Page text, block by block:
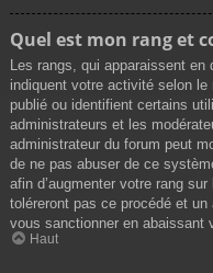
Quel est mon rang et
Les rangs, qui apparaissent en
indiquent votre activité selon
publié ou identifient certains
administrateurs et les
administrateur du forum peut
de ne pas abuser de ce
afin d’augmenter votre rang
toléreront pas ce procédé et
vous sanctionner en abaissant
Haut